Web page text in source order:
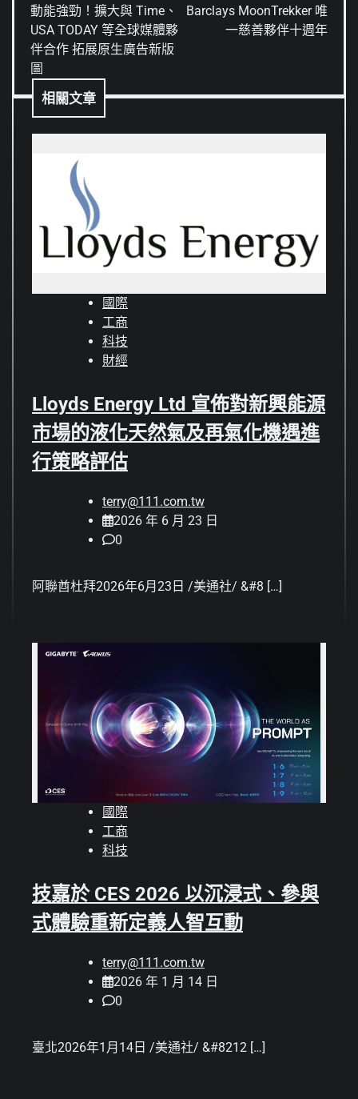
導
覽
動能強勁！擴大與 Time、
USA TODAY 等全球媒體夥
伴合作 拓展原生廣告新版
圖
Barclays MoonTrekker 唯
一慈善夥伴十週年
相關文章
國際
工商
科技
財經
Lloyds Energy Ltd 宣佈對新興能源
市場的液化天然氣及再氣化機遇進
行策略評估
terry@111.com.tw
2026 年 6 月 23 日
0
阿聯酋杜拜2026年6月23日 /美通社/ &#8 […]
國際
工商
科技
技嘉於 CES 2026 以沉浸式、參與
式體驗重新定義人智互動
terry@111.com.tw
2026 年 1 月 14 日
0
臺北2026年1月14日 /美通社/ &#8212 […]